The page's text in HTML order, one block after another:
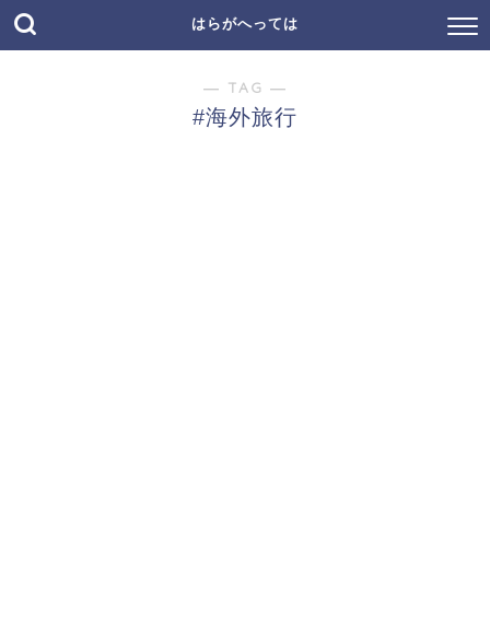
はらがへっては
― TAG ―
#海外旅行